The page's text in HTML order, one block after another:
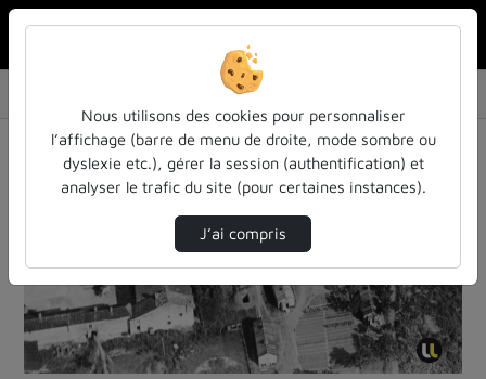
Les arrières fronts (l’arrière front alleman…
Lire
la
Nous utilisons des cookies pour personnaliser
l’affichage (barre de menu de droite, mode sombre ou
dyslexie etc.), gérer la session (authentification) et
analyser le trafic du site (pour certaines instances).
J’ai compris